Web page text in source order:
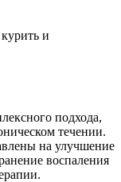
и
подхода,
течении.
на улучшение
воспаления